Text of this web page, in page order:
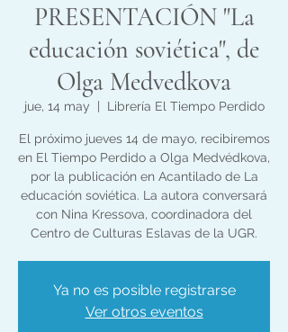
PRESENTACIÓN "La
educación soviética", de
Olga Medvedkova
jue, 14 may Librería El Tiempo Perdido
El próximo jueves 14 de mayo, recibiremos
en El Tiempo Perdido a Olga Medvédkova,
por la publicación en Acantilado de La
educación soviética. La autora conversará
con Nina Kressova, coordinadora del
Centro de Culturas Eslavas de la UGR.
Ya no es posible registrarse
Ver otros eventos